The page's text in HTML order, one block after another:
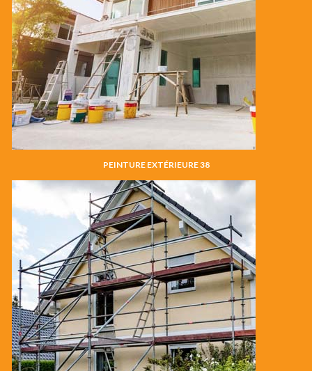
PEINTURE EXTÉRIEURE 38